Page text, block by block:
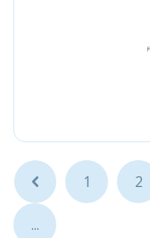
... 1 2
...